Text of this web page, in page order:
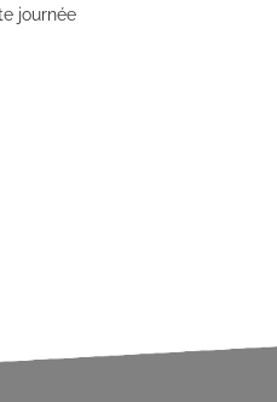
journée